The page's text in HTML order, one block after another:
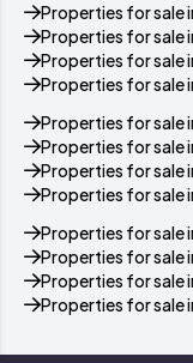
Properties for sale
Properties for sale
Properties for sale
Properties for sale
Properties for sale
Properties for sale
Properties for sale
Properties for sale
Properties for sale
Properties for sale
Properties for sale
Properties for sale